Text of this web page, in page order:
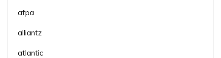
afpa
alliantz
atlantic